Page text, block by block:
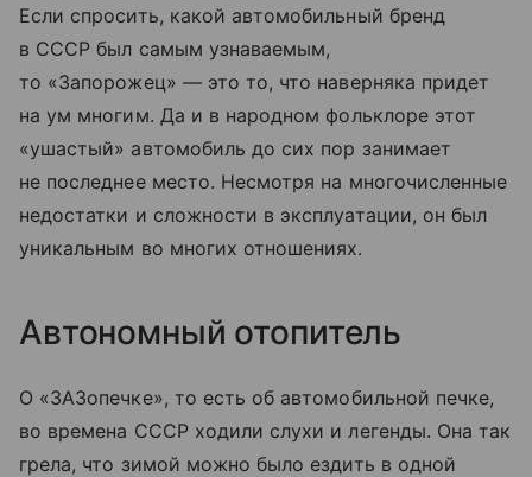
Если спросить, какой автомобильный бренд
в СССР был самым узнаваемым,
то «Запорожец» — это то, что наверняка придет
на ум многим. Да и в народном фольклоре этот
«ушастый» автомобиль до сих пор занимает
не последнее место. Несмотря на многочисленные
недостатки и сложности в эксплуатации, он был
уникальным во многих отношениях.
Автономный отопитель
О «ЗАЗопечке», то есть об автомобильной печке,
во времена СССР ходили слухи и легенды. Она так
грела, что зимой можно было ездить в одной